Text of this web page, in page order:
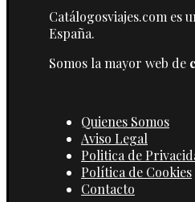
Catálogosviajes.com es
España.
Somos la mayor web de
Quienes Somos
Aviso Legal
Politica de
Política de Cookies
Contacto